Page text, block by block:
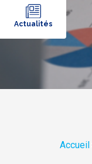
Actualités
Accueil